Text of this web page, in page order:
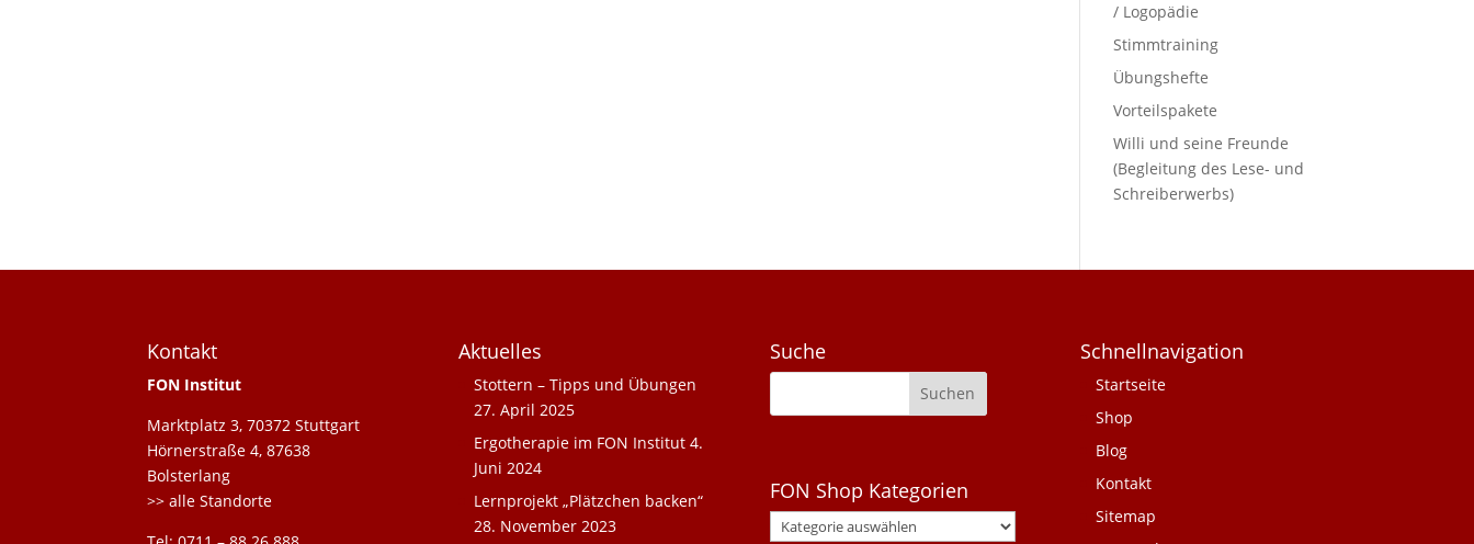
/ Logopädie
Stimmtraining
Übungshefte
Vorteilspakete
Willi und seine Freunde
(Begleitung des Lese- und
Schreiberwerbs)
Kontakt
FON Institut
Marktplatz 3, 70372 Stuttgart
Hörnerstraße 4, 87638
Bolsterlang
>> alle Standorte
Aktuelles
Stottern – Tipps und Übungen
27. April 2025
Ergotherapie im FON Institut 4.
Juni 2024
Lernprojekt „Plätzchen backen“
28. November 2023
Suche
FON Shop Kategorien
Schnellnavigation
Startseite
Shop
Blog
Kontakt
Sitemap